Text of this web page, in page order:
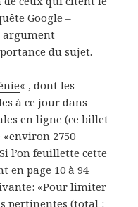
Google –
argument
du sujet.
« , dont les
à ce jour dans
en ligne (ce billet
2750
l’on feuillette cette
en page 10 à 94
«Pour limiter
pertinentes (total :